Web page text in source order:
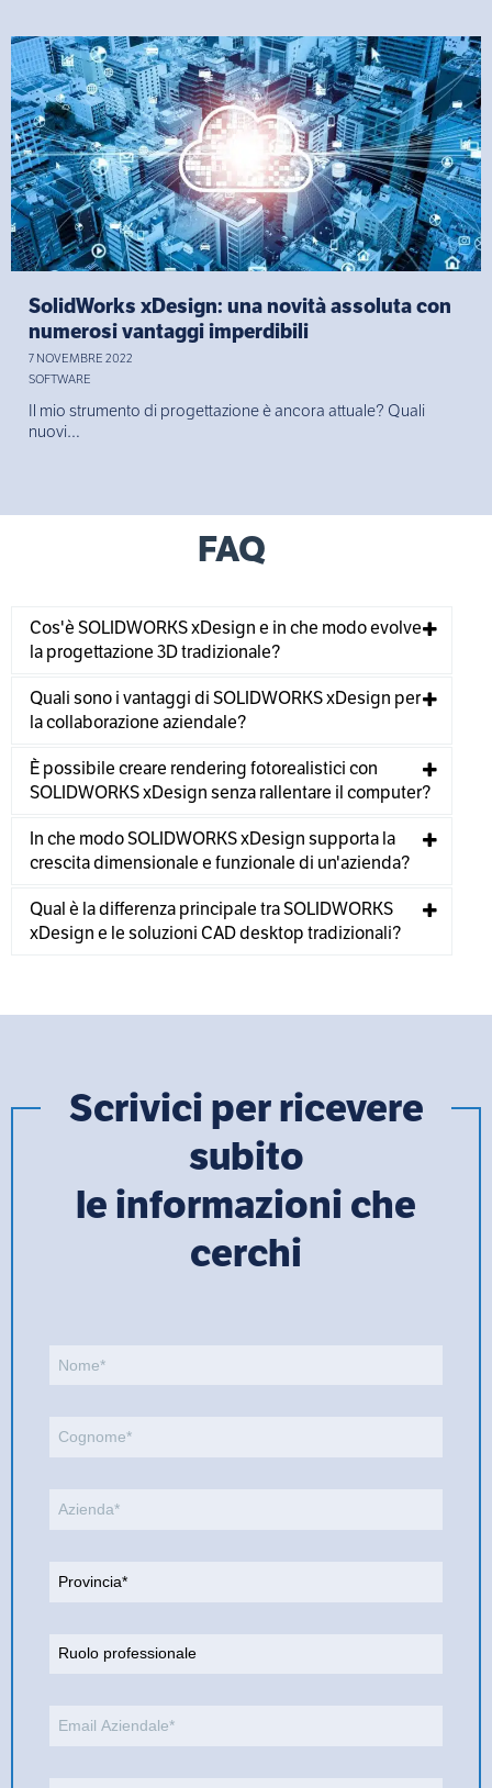
SolidWorks xDesign: una novità assoluta con
numerosi vantaggi imperdibili
7 NOVEMBRE 2022
SOFTWARE
Il mio strumento di progettazione è ancora attuale? Quali
nuovi…
FAQ
Cos'è SOLIDWORKS xDesign e in che modo evolve
la progettazione 3D tradizionale?
Quali sono i vantaggi di SOLIDWORKS xDesign per
la collaborazione aziendale?
È possibile creare rendering fotorealistici con
SOLIDWORKS xDesign senza rallentare il computer?
In che modo SOLIDWORKS xDesign supporta la
crescita dimensionale e funzionale di un'azienda?
Qual è la differenza principale tra SOLIDWORKS
xDesign e le soluzioni CAD desktop tradizionali?
Scrivici per ricevere
subito
le informazioni che
cerchi